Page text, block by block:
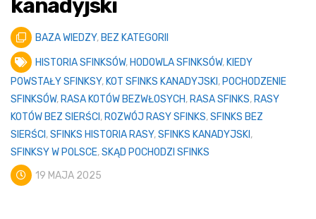
kanadyjski
BAZA WIEDZY, BEZ KATEGORII
HISTORIA SFINKSÓW, HODOWLA SFINKSÓW, KIEDY
POWSTAŁY SFINKSY, KOT SFINKS KANADYJSKI , POCHODZENIE
SFINKSÓW, RASA KOTÓW BEZWŁOSYCH, RASA SFINKS, RASY
KOTÓW BEZ SIERŚCI , ROZWÓJ RASY SFINKS,SFINKS BEZ
SIERŚCI ,SFINKS HISTORIA RASY,SFINKS KANADYJSKI ,
SFINKSY W POLSCE,SKĄD POCHODZI SFINKS
19 MAJA 2025